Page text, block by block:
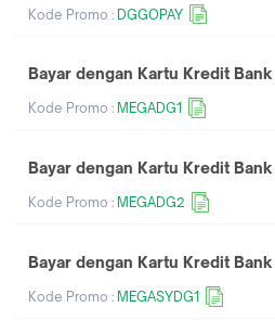
Kode Promo : DGGOPAY
Bayar dengan Kartu Kredit
Kode Promo : MEGADG1
Bayar dengan Kartu Kredit
Kode Promo : MEGADG2
Bayar dengan Kartu Kredit
Kode Promo : MEGASYDG1